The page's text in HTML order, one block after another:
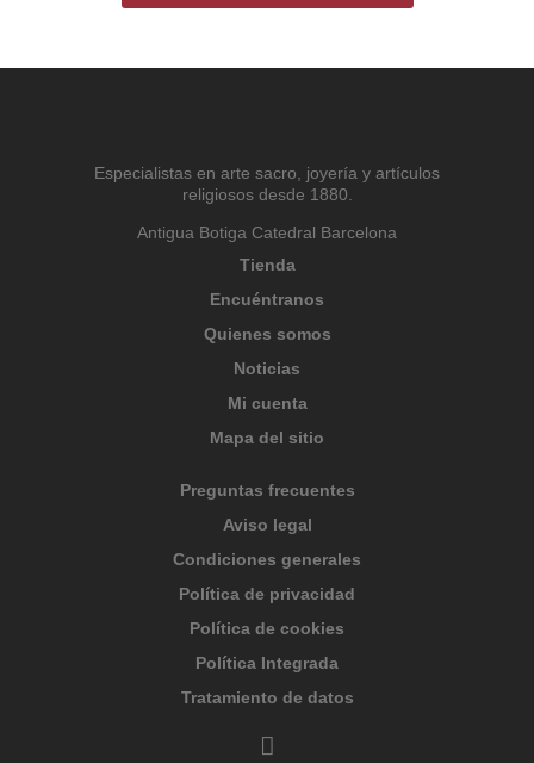
Especialistas en arte sacro, joyería y artículos
religiosos desde 1880.
Antigua Botiga Catedral Barcelona
Tienda
Encuéntranos
Quienes somos
Noticias
Mi cuenta
Mapa del sitio
Preguntas frecuentes
Aviso legal
Condiciones generales
Política de privacidad
Política de cookies
Política Integrada
Tratamiento de datos